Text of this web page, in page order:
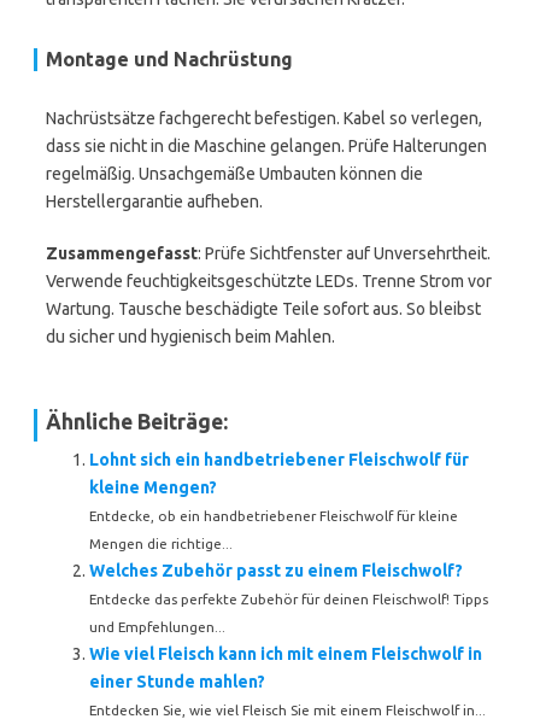
Montage und Nachrüstung
Nachrüstsätze fachgerecht befestigen. Kabel so verlegen,
dass sie nicht in die Maschine gelangen. Prüfe Halterungen
regelmäßig. Unsachgemäße Umbauten können die
Herstellergarantie aufheben.
Zusammengefasst: Prüfe Sichtfenster auf Unversehrtheit.
Verwende feuchtigkeitsgeschützte LEDs. Trenne Strom vor
Wartung. Tausche beschädigte Teile sofort aus. So bleibst
du sicher und hygienisch beim Mahlen.
Ähnliche Beiträge:
Lohnt sich ein handbetriebener Fleischwolf für
kleine Mengen?
Entdecke, ob ein handbetriebener Fleischwolf für kleine
Mengen die richtige...
Welches Zubehör passt zu einem Fleischwolf?
Entdecke das perfekte Zubehör für deinen Fleischwolf! Tipps
und Empfehlungen...
Wie viel Fleisch kann ich mit einem Fleischwolf in
einer Stunde mahlen?
Entdecken Sie, wie viel Fleisch Sie mit einem Fleischwolf in...